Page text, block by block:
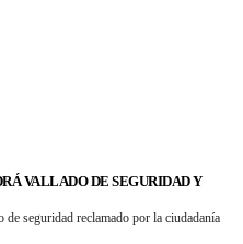
VALLADO DE SEGURIDAD Y
seguridad reclamado por la ciudadanía